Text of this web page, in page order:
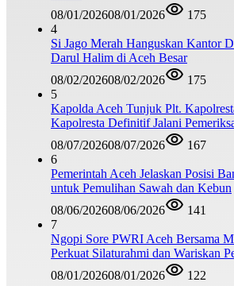
08/01/202608/01/2026
175
4
Si Jago Merah Hanguskan Kantor
Darul Halim di Aceh Besar
08/02/202608/02/2026
175
5
Kapolda Aceh Tunjuk Plt.
Kapolresta Definitif Jalani
08/07/202608/07/2026
167
6
Pemerintah Aceh Jelaskan Posisi
untuk Pemulihan Sawah dan Kebun
08/06/202608/06/2026
141
7
Ngopi Sore PWRI Aceh Bersama
Perkuat Silaturahmi dan Wariskan
08/01/202608/01/2026 122